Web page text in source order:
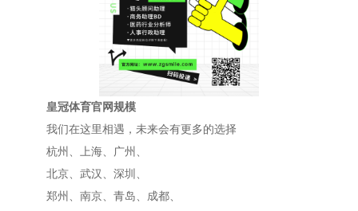
皇冠体育官网规模
我们在这里相遇，未来会有更多的选择
杭州、上海、广州、
北京、武汉、深圳、
郑州、南京、青岛、成都、